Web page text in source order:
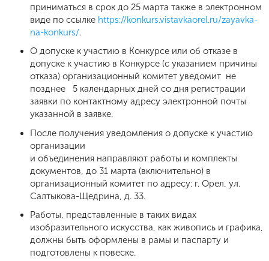
приниматься в срок до 25 марта также в электронном
виде по ссылке https://konkurs.vistavkaorel.ru/zayavka-
na-konkurs/.
О допуске к участию в Конкурсе или об отказе в
допуске к участию в Конкурсе (с указанием причины
отказа) организационный комитет уведомит не
позднее 5 календарных дней со дня регистрации
заявки по контактному адресу электронной почты
указанной в заявке.
После получения уведомления о допуске к участию
организации
и объединения направляют работы и комплекты
документов, до 31 марта (включительно) в
организационный комитет по адресу: г. Орел, ул.
Салтыкова-Щедрина, д. 33.
Работы, представленные в таких видах
изобразительного искусства, как живопись и графика,
должны быть оформлены в рамы и паспарту и
подготовлены к повеске.